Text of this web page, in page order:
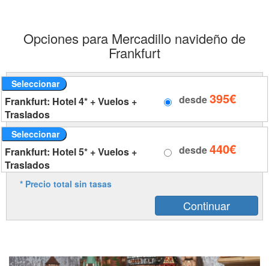
Opciones para Mercadillo navideño de
Frankfurt
Seleccionar
Frankfurt: Hotel 4* + Vuelos +
Traslados
desde395€
Seleccionar
Frankfurt: Hotel 5* + Vuelos +
Traslados
desde440€
* Precio total sin tasas